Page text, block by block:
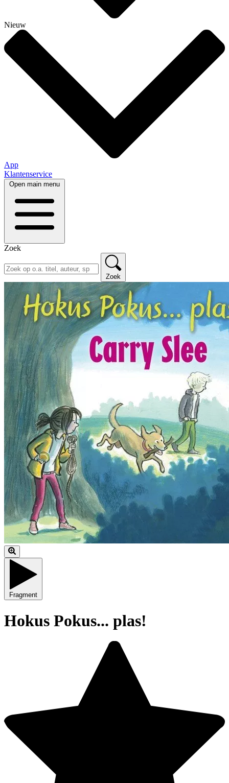
Nieuw
App
Klantenservice
Open main menu
Zoek
Zoek
Fragment
Hokus Pokus... plas!